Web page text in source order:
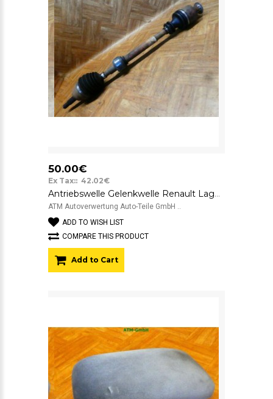
50.00€
Ex Tax:: 42.02€
Antriebswelle Gelenkwelle Renault Laguna 1 rechts Beifahrerseite
ATM Autoverwertung Auto-Teile GmbH ..
ADD TO WISH LIST
COMPARE THIS PRODUCT
Add to Cart